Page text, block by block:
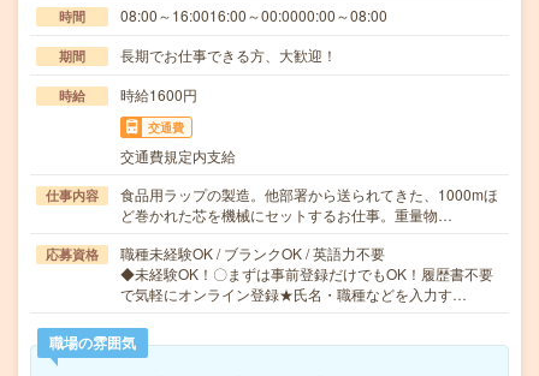
時間 08:00～16:0016:00～00:0000:00～08:00
期間 長期でお仕事できる方、大歓迎！
時給 時給1600円
交通費
交通費規定内支給
仕事内容
食品用ラップの製造。他部署から送られてきた、1000mほ
ど巻かれた芯を機械にセットするお仕事。重量物…
応募資格
職種未経験OK / ブランクOK / 英語力不要
◆未経験OK！〇まずは事前登録だけでもOK！履歴書不要
で気軽にオンライン登録★氏名・職種などを入力す…
職場の雰囲気